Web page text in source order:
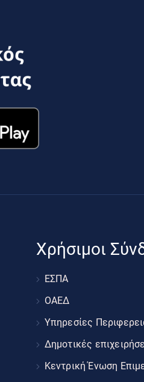
Χρήσιμοι
ΕΣΠΑ
ΟΑΕΔ
Υπηρεσίες
Δημοτικές
Κεντρική Ένωση